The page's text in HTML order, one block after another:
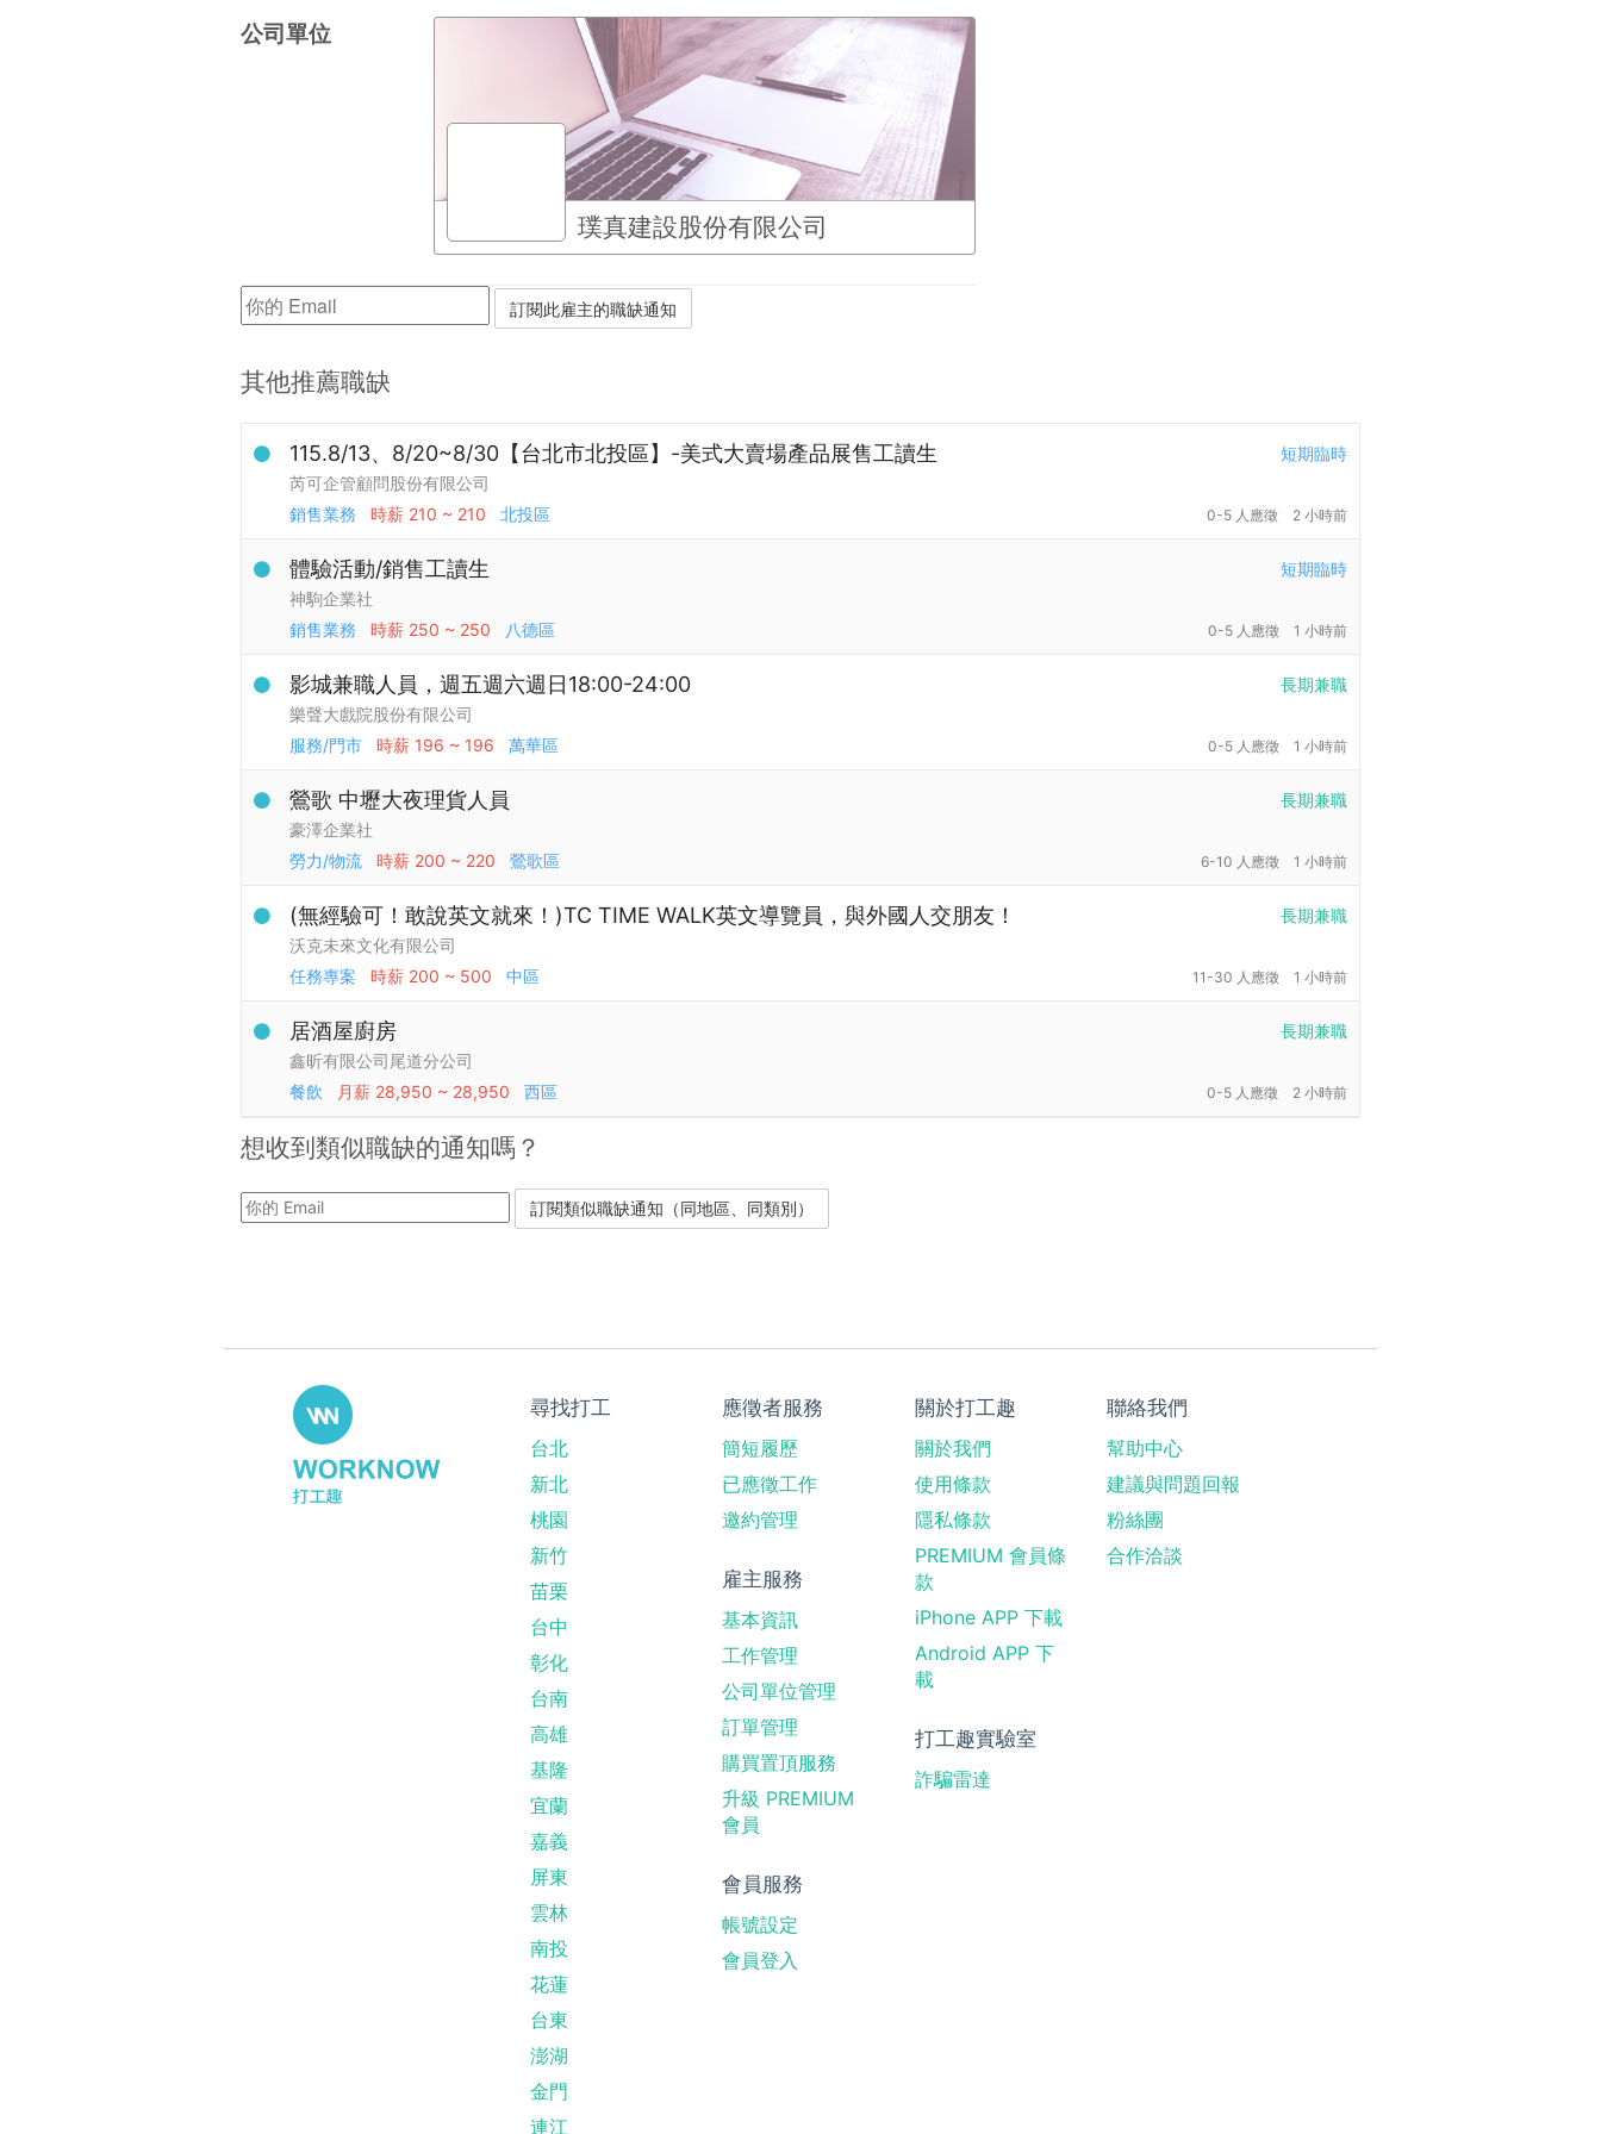
公司單位
璞真建設股份有限公司
其他推薦職缺
短期臨時
115.8/13、8/20~8/30【台北市北投區】-美式大賣場產品展售工讀生
芮可企管顧問股份有限公司
銷售業務
時薪 210 ~ 210 北投區 0-5 人應徵 2 小時前
短期臨時
體驗活動/銷售工讀生
神駒企業社
銷售業務
時薪 250 ~ 250 八德區 0-5 人應徵 1 小時前
長期兼職
影城兼職人員，週五週六週日18:00-24:00
樂聲大戲院股份有限公司
服務/門市
時薪 196 ~ 196 萬華區 0-5 人應徵 1 小時前
長期兼職
鶯歌 中壢大夜理貨人員
豪澤企業社
勞力/物流
時薪 200 ~ 220 鶯歌區 6-10 人應徵 1 小時前
長期兼職
(無經驗可！敢說英文就來！)TC TIME WALK英文導覽員，與外國人交朋友！
沃克未來文化有限公司
任務專案
時薪 200 ~ 500 中區 11-30 人應徵 1 小時前
長期兼職
居酒屋廚房
鑫昕有限公司尾道分公司
餐飲
月薪 28,950 ~ 28,950 西區 0-5 人應徵 2 小時前
想收到類似職缺的通知嗎？
尋找打工
台北
新北
桃園
新竹
苗栗
台中
彰化
台南
高雄
基隆
宜蘭
嘉義
屏東
雲林
南投
花蓮
台東
澎湖
金門
連江
應徵者服務
簡短履歷
已應徵工作
邀約管理
雇主服務
基本資訊
工作管理
公司單位管理
訂單管理
購買置頂服務
升級 PREMIUM
會員
會員服務
帳號設定
會員登入
關於打工趣
關於我們
使用條款
隱私條款
PREMIUM 會員條
款
iPhone APP 下載
Android APP 下
載
打工趣實驗室
詐騙雷達
聯絡我們
幫助中心
建議與問題回報
粉絲團
合作洽談